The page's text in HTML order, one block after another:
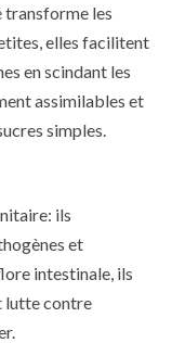
transforme les
elles facilitent
en scindant les
assimilables et
simples.
ils
et
intestinale, ils
lutte contre